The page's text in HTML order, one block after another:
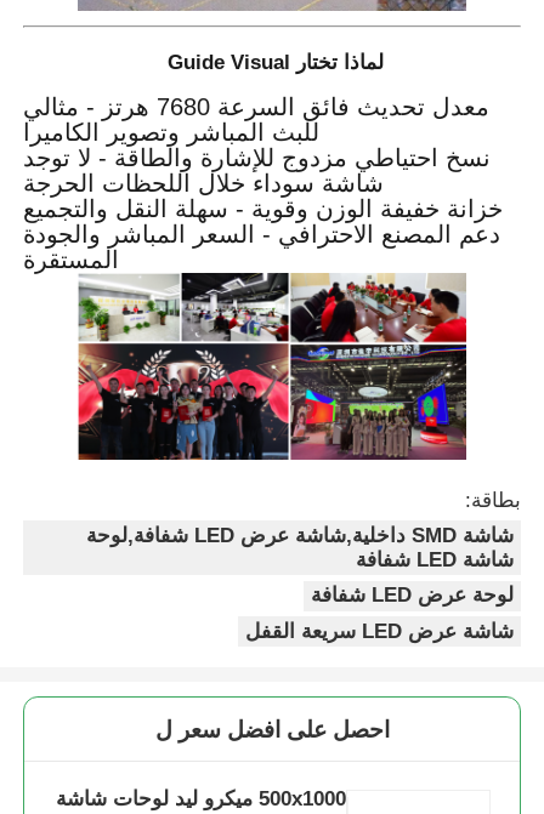
لماذا تختار Guide Visual
معدل تحديث فائق السرعة 7680 هرتز - مثالي
للبث المباشر وتصوير الكاميرا
نسخ احتياطي مزدوج للإشارة والطاقة - لا توجد
شاشة سوداء خلال اللحظات الحرجة
خزانة خفيفة الوزن وقوية - سهلة النقل والتجميع
دعم المصنع الاحترافي - السعر المباشر والجودة
المستقرة
بطاقة:
شاشة SMD داخلية,شاشة عرض LED شفافة,لوحة
شاشة LED شفافة
لوحة عرض LED شفافة
شاشة عرض LED سريعة القفل
احصل على افضل سعر ل
500x1000 ميكرو ليد لوحات شاشة